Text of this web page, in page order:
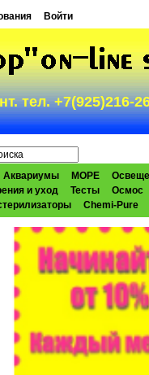
Войти
тел. +7(925)216-
Аквариумы МОРЕ
и уход Тесты
Осмос
Chemi-Pure